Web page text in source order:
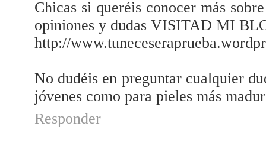
Chicas si queréis conocer más
opiniones y dudas VISITAD MI
http://
No dudéis en preguntar cualquier
jóvenes como para pieles más
Responder